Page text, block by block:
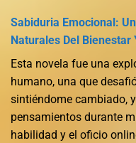
Sabiduria Emocional:
Naturales Del
Esta novela fue una
humano, una que
sintiéndome cambiado,
pensamientos durante
habilidad y el oficio